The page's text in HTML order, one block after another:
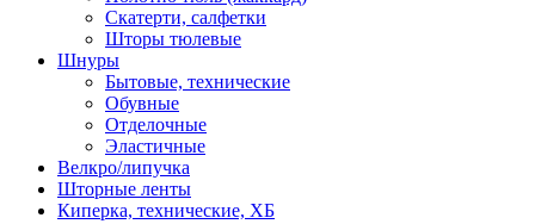
Скатерти, салфетки
Шторы тюлевые
Шнуры
Бытовые, технические
Обувные
Отделочные
Эластичные
Велкро/липучка
Шторные ленты
Киперка, технические, ХБ